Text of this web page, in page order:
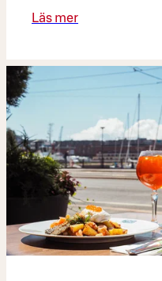
Läs mer